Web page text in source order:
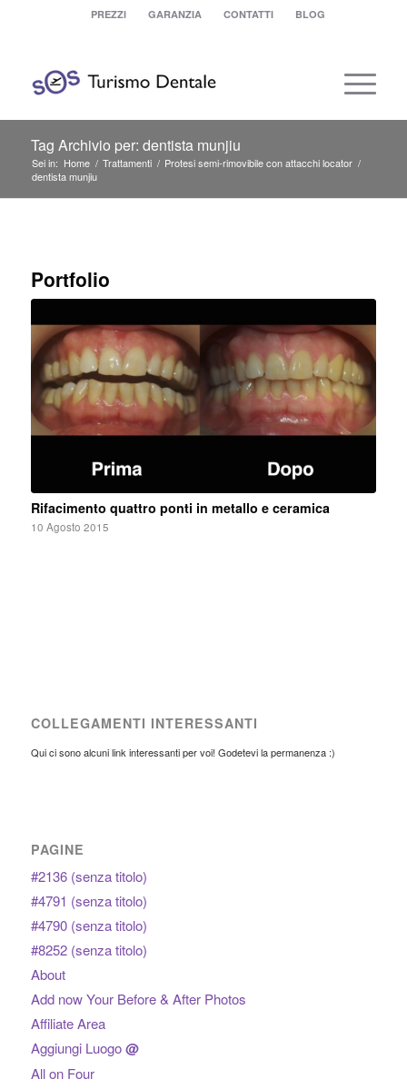
PREZZI GARANZIA CONTATTI BLOG
Tag Archivio per: dentista munjiu
Sei in: Home / Trattamenti / Protesi semi-rimovibile con attacchi locator /
dentista munjiu
Portfolio
Rifacimento quattro ponti in metallo e ceramica
10 Agosto 2015
COLLEGAMENTI INTERESSANTI
Qui ci sono alcuni link interessanti per voi! Godetevi la permanenza :)
PAGINE
#2136 (senza titolo)
#4791 (senza titolo)
#4790 (senza titolo)
#8252 (senza titolo)
About
Add now Your Before & After Photos
Affiliate Area
Aggiungi Luogo@
All on Four